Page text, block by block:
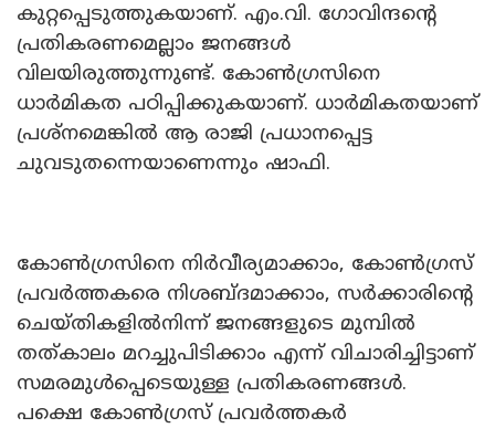
കുറ്റപ്പെടുത്തുകയാണ്. എം.വി. ഗോവിന്ദന്റെ
പ്രതികരണമെല്ലാം ജനങ്ങൾ
വിലയിരുത്തുന്നുണ്ട്. കോൺഗ്രസിനെ
ധാർമികത പഠിപ്പിക്കുകയാണ്. ധാർമികതയാണ്
പ്രശ്‌നമെങ്കിൽ ആ രാജി പ്രധാനപ്പെട്ട
ചുവടുതന്നെയാണെന്നും ഷാഫി.
കോൺഗ്രസിനെ നിർവീര്യമാക്കാം, കോൺഗ്രസ്
പ്രവർത്തകരെ നിശബ്ദമാക്കാം, സർക്കാരിന്റെ
ചെയ്തികളിൽനിന്ന് ജനങ്ങളുടെ മുമ്പിൽ
തത്കാലം മറച്ചുപിടിക്കാം എന്ന് വിചാരിച്ചിട്ടാണ്
സമരമുൾപ്പെടെയുള്ള പ്രതികരണങ്ങൾ.
പക്ഷെ കോൺഗ്രസ് പ്രവർത്തകർ